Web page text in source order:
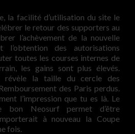
la facilité d’utilisation du site le
le retour des supporters au
l’achèvement de la nouvelle
des autorisations
toutes les courses internes de
les gains sont plus élevés.
révèle la taille du cercle des
des Paris perdus.
l’impression que tu es là. Le
bon Neosurf permet d’être
à nouveau la Coupe
fois.